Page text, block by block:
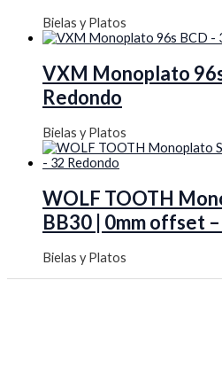
Bielas y Platos
VXM Monoplato
Redondo
Bielas y Platos
WOLF TOOTH
BB30 | 0mm offset
Bielas y Platos